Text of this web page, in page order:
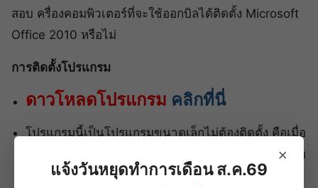
สอบ ครื่องคอมพิวเตอร์ที่จะใช้ออกบิลได้ติดตั้ง Microsoft
Office 2010 หรือไม่
การติดตั้งโปรแกรม
ดาวโหลดโปรแกรม คลิกที่นี่
โปรแกรมนี้เป็นโปรแกรมขนาดเล็กไม่ต้องติดตั้ง คือเมื่อ
ดาวโหลดเรียบร้อยแล้ว ให้คลายซิปไว้ที่ ไดร์ฟ D:\ หรือ
ไดร์ฟอื่นๆ ที่ไม่ใช่ไดร์ฟ C:\ เพื่อป้องกันข้อมูลสูญหาย
×
แจ้งวันหยุดทำการเดือน ส.ค.69